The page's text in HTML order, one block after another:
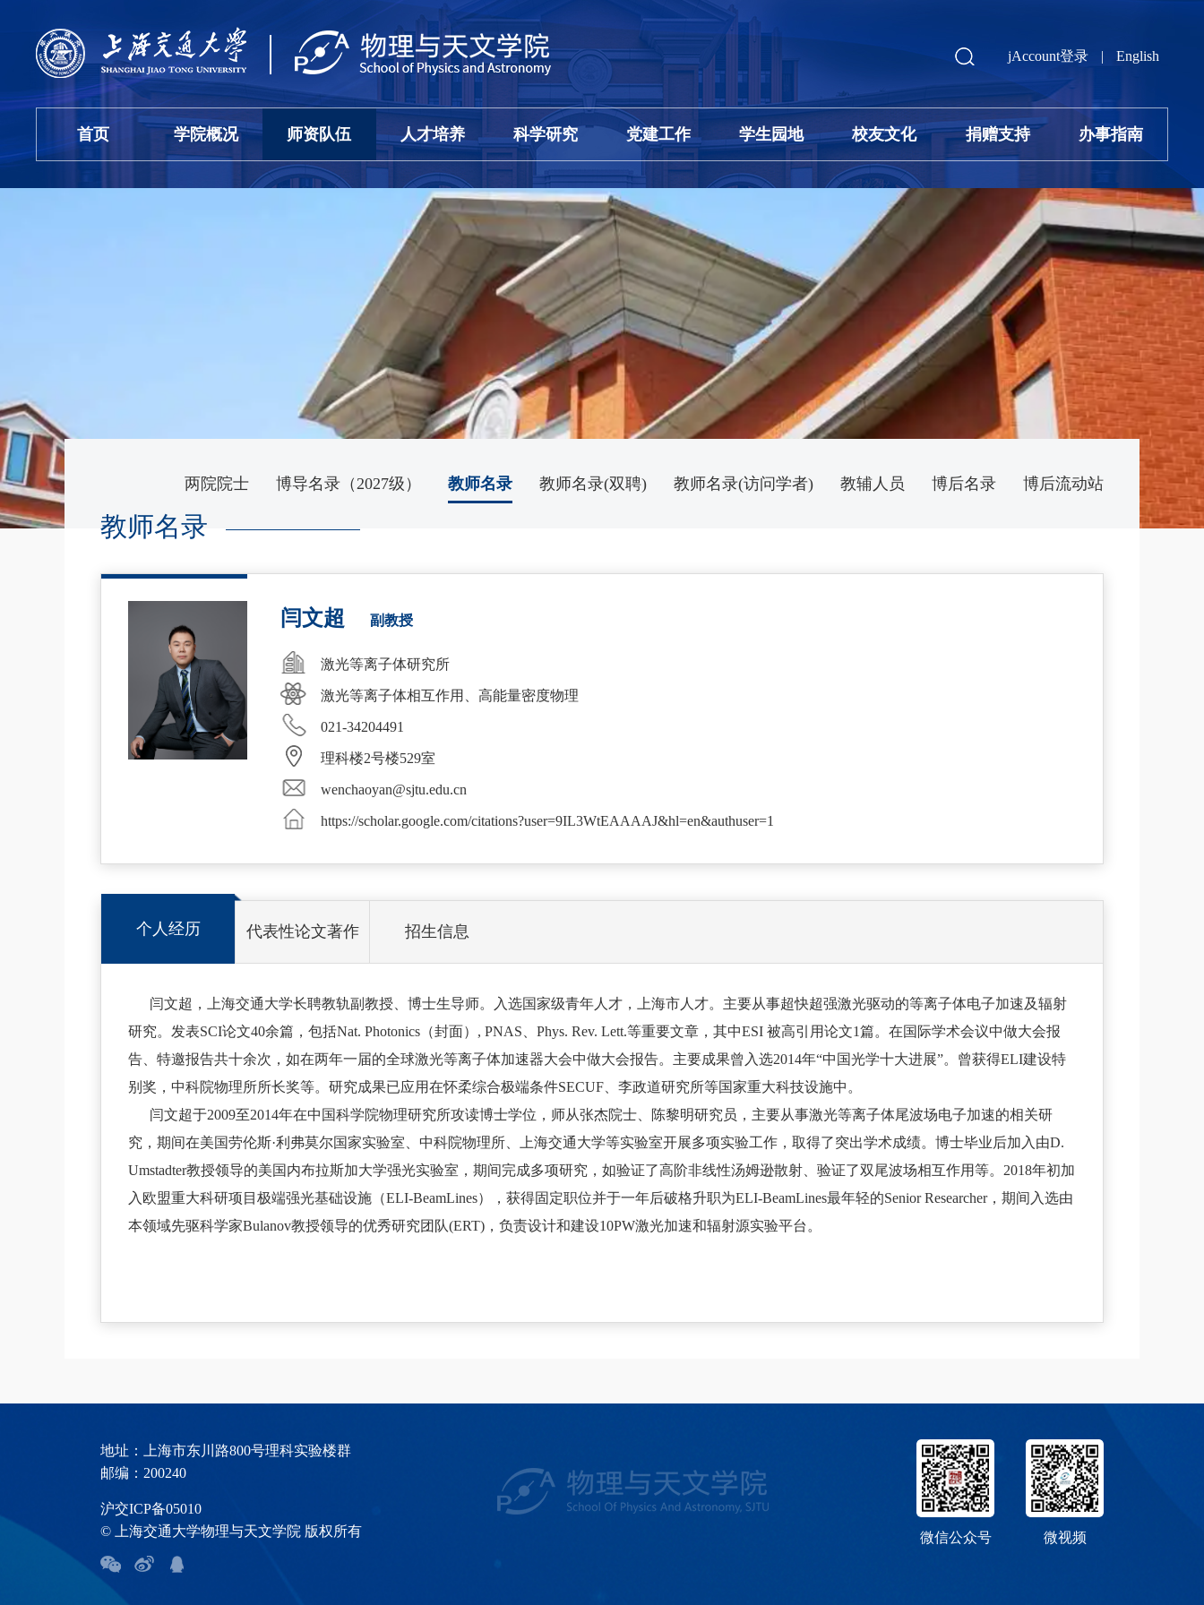
jAccount登录 | English
首页 学院概况 师资队伍 人才培养 科学研究 党建工作 学生园地 校友文化 捐赠支持 办事指南
两院院士 博导名录（2027级） 教师名录 教师名录(双聘) 教师名录(访问学者) 教辅人员 博后名录 博后流动站
教师名录
闫文超 副教授
激光等离子体研究所
激光等离子体相互作用、高能量密度物理
021-34204491
理科楼2号楼529室
wenchaoyan@sjtu.edu.cn
https://scholar.google.com/citations?user=9IL3WtEAAAAJ&hl=en&authuser=1
个人经历 代表性论文著作 招生信息
闫文超，上海交通大学长聘教轨副教授、博士生导师。入选国家级青年人才，上海市人才。主要从事超快超强激光驱动的等离子体电子加速及辐射
研究。发表SCI论文40余篇，包括Nat. Photonics（封面）, PNAS、Phys. Rev. Lett.等重要文章，其中ESI 被高引用论文1篇。在国际学术会议中做大会报
告、特邀报告共十余次，如在两年一届的全球激光等离子体加速器大会中做大会报告。主要成果曾入选2014年“中国光学十大进展”。曾获得ELI建设特
别奖，中科院物理所所长奖等。研究成果已应用在怀柔综合极端条件SECUF、李政道研究所等国家重大科技设施中。
闫文超于2009至2014年在中国科学院物理研究所攻读博士学位，师从张杰院士、陈黎明研究员，主要从事激光等离子体尾波场电子加速的相关研
究，期间在美国劳伦斯·利弗莫尔国家实验室、中科院物理所、上海交通大学等实验室开展多项实验工作，取得了突出学术成绩。博士毕业后加入由D.
Umstadter教授领导的美国内布拉斯加大学强光实验室，期间完成多项研究，如验证了高阶非线性汤姆逊散射、验证了双尾波场相互作用等。2018年初加
入欧盟重大科研项目极端强光基础设施（ELI-BeamLines），获得固定职位并于一年后破格升职为ELI-BeamLines最年轻的Senior Researcher，期间入选由
本领域先驱科学家Bulanov教授领导的优秀研究团队(ERT)，负责设计和建设10PW激光加速和辐射源实验平台。
地址：上海市东川路800号理科实验楼群
邮编：200240
沪交ICP备05010
© 上海交通大学物理与天文学院 版权所有
微信公众号 微视频